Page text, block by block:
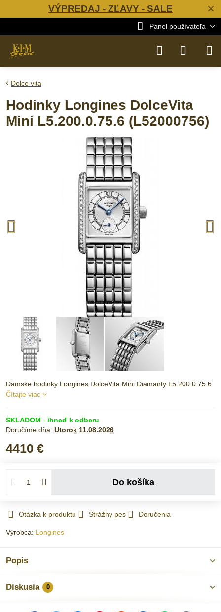
✕
VÝPREDAJ - ZĽAVY - SALE
Panel používateľa
Dolce vita
Hodinky Longines DolceVita
Mini L5.200.0.75.6 (L52000756)
Dámske hodinky Longines DolceVita Mini Diamanty L5.200.0.75.6
Čítajte viac
SKLADOM - ihneď k odberu
Doručíme dňa: Utorok 11.08.2026
4410 €
Do košíka
Otázka k produktu Strážny pes Doručenia
Výrobca: Longines
Popis
Diskusia 0